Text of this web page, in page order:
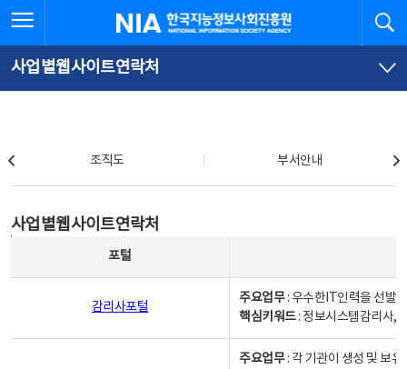
문
로
가
체
뉴
바
가
한국지능정보사회진흥원
사업별웹사이트연락처
조직도 부서안내
사업별웹사이트연락처
포털
감리사포털
주요업무: 우수한IT인력을 선발
핵심키워드: 정보시스템감리사,
주요업무: 각 기관이 생성 및 보